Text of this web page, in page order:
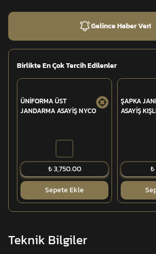
Gelince Haber Ver!
Birlikte En Çok Tercih Edilenler
ÜNİFORMA ÜST
JANDARMA ASAYİŞ NYCO
₺ 3,750.00
Sepete Ekle
ŞAPKA
ASAYİŞ
Teknik Bilgiler